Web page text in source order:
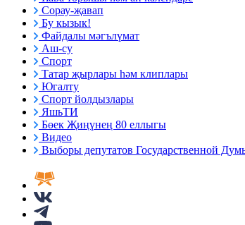
Сорау-җавап
Бу кызык!
Файдалы мәгълүмат
Аш-су
Спорт
Татар җырлары һәм клиплары
Югалту
Спорт йолдызлары
ЯшьТИ
Бөек Җиңүнең 80 еллыгы
Видео
Выборы депутатов Государственной